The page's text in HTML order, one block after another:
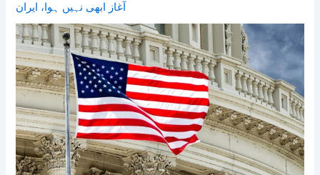
آغاز ابھی نہیں ہوا، ایران